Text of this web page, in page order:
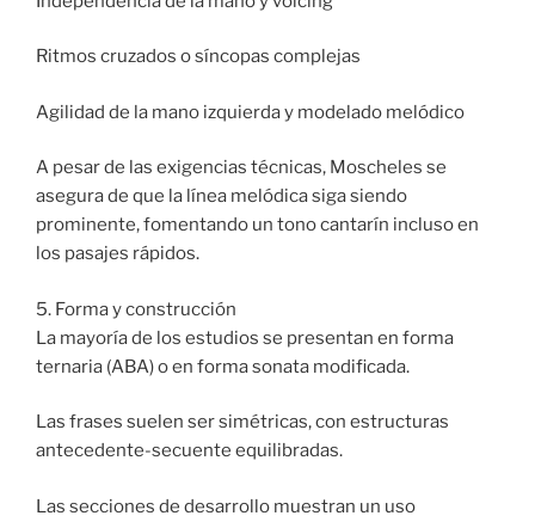
Ritmos cruzados o síncopas complejas
Agilidad de la mano izquierda y modelado melódico
A pesar de las exigencias técnicas, Moscheles se
asegura de que la línea melódica siga siendo
prominente, fomentando un tono cantarín incluso en
los pasajes rápidos.
5. Forma y construcción
La mayoría de los estudios se presentan en forma
ternaria (ABA) o en forma sonata modificada.
Las frases suelen ser simétricas, con estructuras
antecedente-secuente equilibradas.
Las secciones de desarrollo muestran un uso